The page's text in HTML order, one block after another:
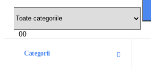
00
Categorii